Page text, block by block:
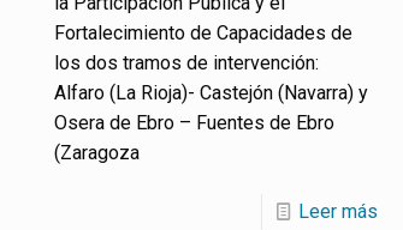
Fortalecimiento de Capacidades de
los dos tramos de intervención:
Alfaro (La Rioja)- Castejón (Navarra) y
Osera de Ebro – Fuentes de Ebro
(Zaragoza
Leer más